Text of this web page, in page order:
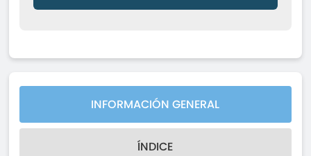
INFORMACIÓN GENERAL
ÍNDICE